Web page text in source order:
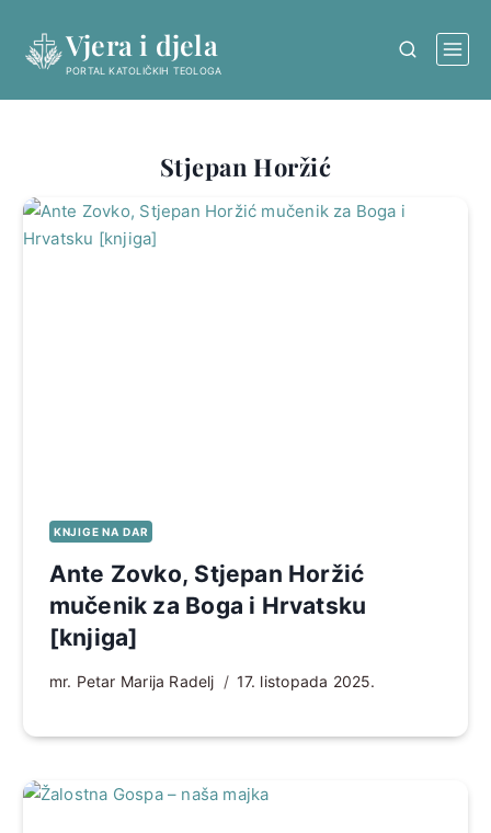
content
Vjera i djela
PORTAL KATOLIČKIH TEOLOGA
Stjepan Horžić
KNJIGE NA DAR
Ante Zovko, Stjepan Horžić
mučenik za Boga i Hrvatsku
[knjiga]
mr. Petar Marija Radelj 17. listopada 2025.